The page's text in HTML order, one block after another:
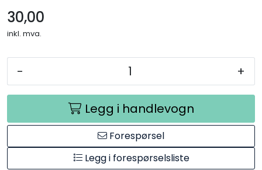
30,00
inkl. mva.
- +
Legg i handlevogn
Forespørsel
Legg i forespørselsliste
Glass